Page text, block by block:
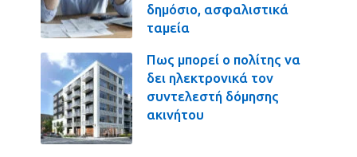
δημόσιο, ασφαλιστικά
ταμεία
Πως μπορεί ο πολίτης να
δει ηλεκτρονικά τον
συντελεστή δόμησης
ακινήτου